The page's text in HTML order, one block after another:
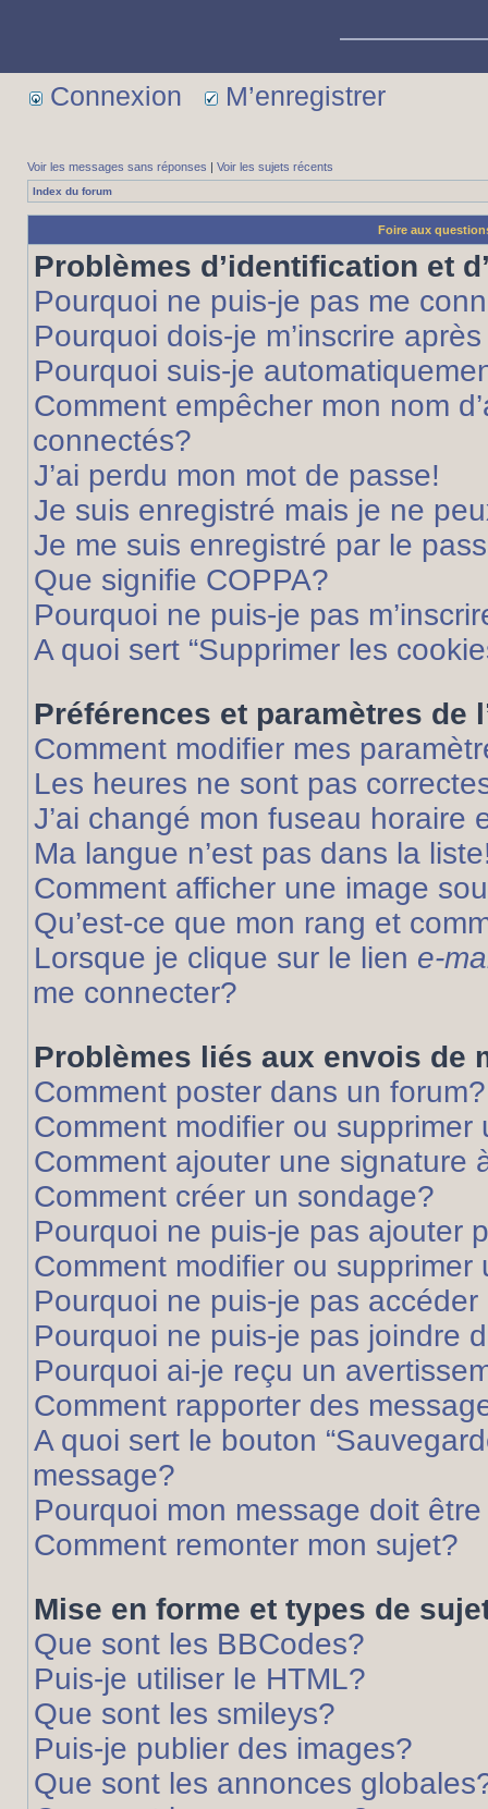
Connexion M’enregistrer
Voir les messages sans réponses | Voir les sujets récents
Index du forum
Foire aux
Problèmes d’identification et
Pourquoi ne puis-je pas me
Pourquoi dois-je m’inscrire
Pourquoi suis-je
Comment empêcher mon nom
connectés?
J’ai perdu mon mot de passe!
Je suis enregistré mais je ne
Je me suis enregistré par le
Que signifie COPPA?
Pourquoi ne puis-je pas
A quoi sert “Supprimer les
Préférences et paramètres de
Comment modifier mes
Les heures ne sont pas
J’ai changé mon fuseau horaire
Ma langue n’est pas dans la
Comment afficher une image
Qu’est-ce que mon rang et
Lorsque je clique sur le lien e-
me connecter?
Problèmes liés aux envois de
Comment poster dans un forum?
Comment modifier ou supprimer
Comment ajouter une signature
Comment créer un sondage?
Pourquoi ne puis-je pas ajouter
Comment modifier ou supprimer
Pourquoi ne puis-je pas
Pourquoi ne puis-je pas joindre
Pourquoi ai-je reçu un
Comment rapporter des
A quoi sert le bouton
message?
Pourquoi mon message doit
Comment remonter mon sujet?
Mise en forme et types de
Que sont les BBCodes?
Puis-je utiliser le HTML?
Que sont les smileys?
Puis-je publier des images?
Que sont les annonces